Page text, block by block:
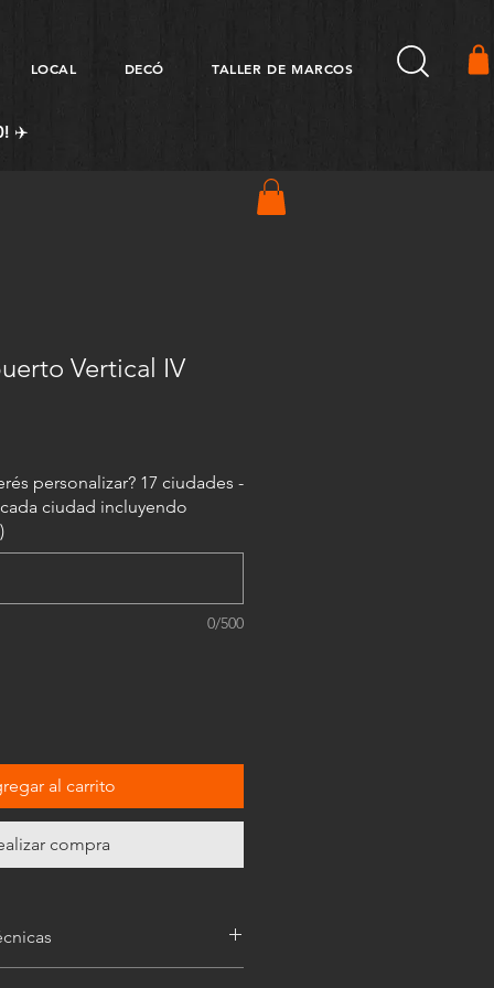
LOCAL DECÓ TALLER DE MARCOS
✈️
Vertical IV
personalizar? 17 ciudades -
ciudad incluyendo
0/500
al carrito
compra